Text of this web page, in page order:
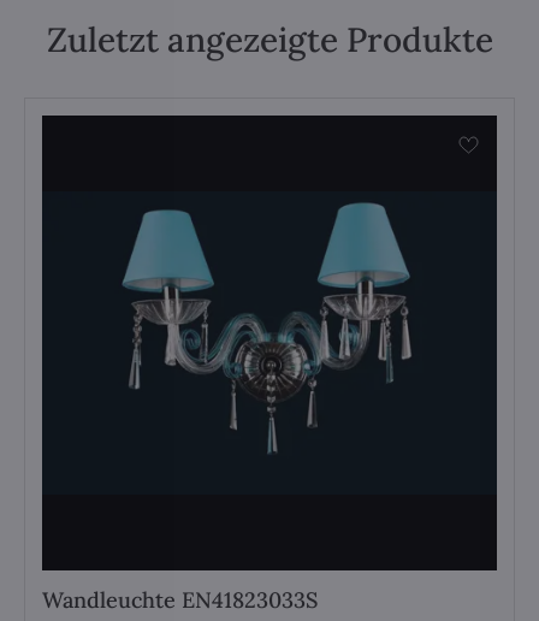
Zuletzt angezeigte Produkte
Wandleuchte EN41823033S